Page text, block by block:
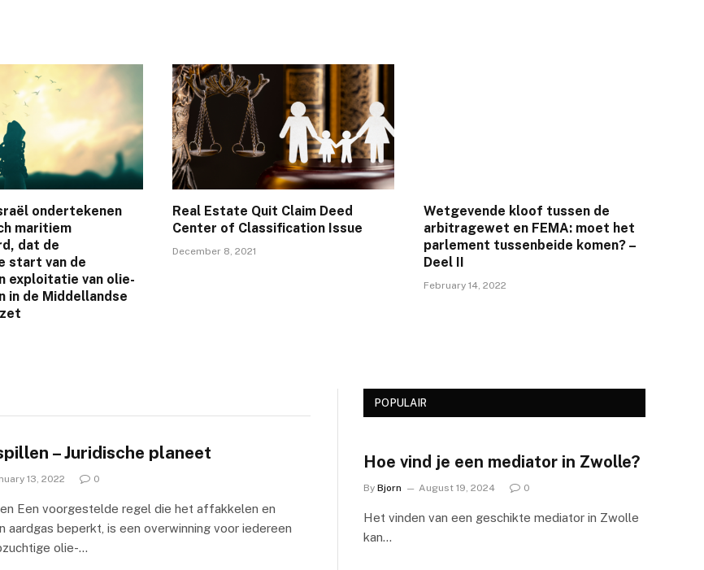
ondertekenen
maritiem
dat de
start van de
exploitatie van olie-
in de Middellandse
Real Estate Quit Claim Deed
Center of Classification Issue
December 8, 2021
Wetgevende kloof tussen de
arbitragewet en FEMA: moet het
parlement tussenbeide komen? –
Deel II
February 14, 2022
– Juridische planeet
13, 2022 0
Een voorgestelde regel die het affakkelen en
aardgas beperkt, is een overwinning voor iedereen
olie-…
POPULAIR
Hoe vind je een mediator in Zwolle?
By Bjorn August 19, 2024 0
Het vinden van een geschikte mediator in Zwolle
kan…